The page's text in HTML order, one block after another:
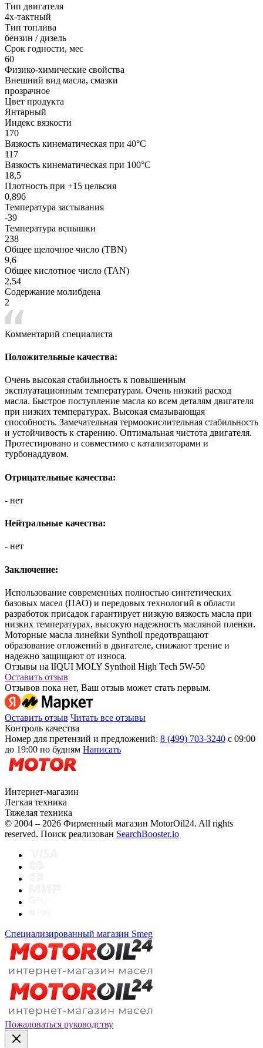
Тип двигателя
4х-тактный
Тип топлива
бензин / дизель
Срок годности, мес
60
Физико-химические свойства
Внешний вид масла, смазки
прозрачное
Цвет продукта
Янтарный
Индекс вязкости
170
Вязкость кинематическая при 40°С
117
Вязкость кинематическая при 100°С
18,5
Плотность при +15 цельсия
0,896
Температура застывания
-39
Температура вспышки
238
Общее щелочное число (TBN)
9,6
Общее кислотное число (TAN)
2,54
Содержание молибдена
2
Комментарий специалиста
Положительные качества:
Очень высокая стабильность к повышенным
эксплуатационным температурам. Очень низкий расход
масла. Быстрое поступление масла ко всем деталям двигателя
при низких температурах. Высокая смазывающая
способность. Замечательная термоокислительная стабильность
и устойчивость к старению. Оптимальная чистота двигателя.
Протестировано и совместимо с катализаторами и
турбонаддувом.
Отрицательные качества:
- нет
Нейтральные качества:
- нет
Заключение:
Использование современных полностью синтетических
базовых масел (ПАО) и передовых технологий в области
разработок присадок гарантирует низкую вязкость масла при
низких температурах, высокую надежность масляной пленки.
Моторные масла линейки Synthoil предотвращают
образование отложений в двигателе, снижают трение и
надежно защищают от износа.
Отзывы на lIQUI MOLY Synthoil High Tech 5W-50
Оставить отзыв
Отзывов пока нет, Ваш отзыв может стать первым.
Оставить отзыв Читать все отзывы
Контроль качества
Номер для претензий и предложений: 8 (499) 703-3240 с 09:00
до 19:00 по будням Написать
Интернет-магазин
Легкая техника
Тяжелая техника
© 2004 – 2026 Фирменный магазин MotorOil24. All rights
reserved. Поиск реализован SearchBooster.io
Специализированный магазин Smeg
Пожаловаться руководству